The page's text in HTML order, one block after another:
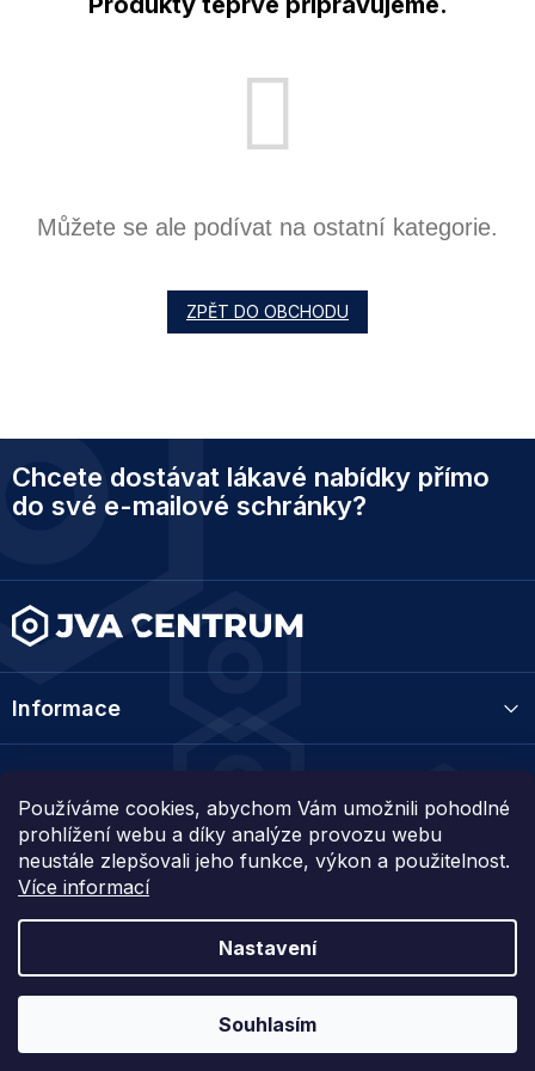
Používáme cookies, abychom Vám umožnili pohodlné
prohlížení webu a díky analýze provozu webu
neustále zlepšovali jeho funkce, výkon a použitelnost.
Více informací
Nastavení
Souhlasím
Můžete se ale podívat na ostatní kategorie.
ZPĚT DO OBCHODU
p
í
Chcete dostávat lákavé nabídky přímo
do své e-mailové schránky?
Informace
Kontakt
Vytvořil Shoptet
JVA centrum. Všechna práva vyhrazena.